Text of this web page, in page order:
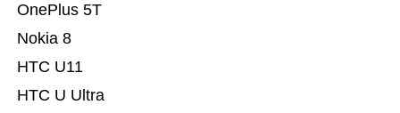
HTC U Ultra
HTC U11
Nokia 8
OnePlus 5T